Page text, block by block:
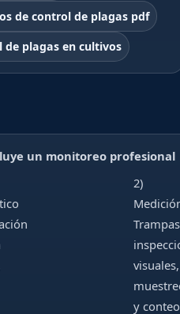
de control de plagas pdf
de plagas en cultivos
un monitoreo profesional
2)
visuales,
y